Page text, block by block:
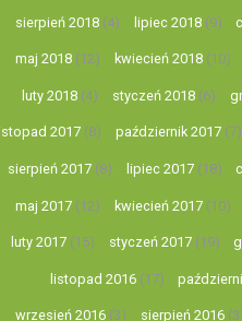
sierpień 2018(4) lipiec 2018(9)
maj 2018 (12) kwiecień 2018 (10)
luty 2018 (4) styczeń 2018 (6)
2017 (8) październik 2017 (7)
sierpień 2017(8) lipiec 2017(18)
maj 2017 (12) kwiecień 2017 (10)
luty 2017(15) styczeń 2017(19)
listopad 2016(17)
wrzesień 2016(3) sierpień 2016